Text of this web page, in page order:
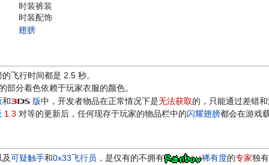
时装裤装
时装配饰
翅膀
飞行时间都是 2.5 秒。
部分着色依赖于玩家衣服的颜色。
和 版中，开发者物品在正常情况下是无法获取的，只能通过差错和
1.3 对等的更新后，任何现存于玩家的物品栏中的闪耀翅膀都会在游戏
及可疑触手和0x33飞行员 ，是仅有的不拥有 稀有度的专家独